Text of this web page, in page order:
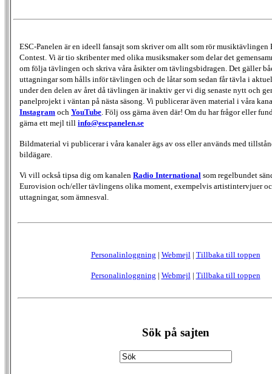
ESC-Panelen är en ideell fansajt som skriver om allt som rör musiktävlingen
Contest. Vi är tio skribenter med olika musiksmaker som delar det
om följa tävlingen och skriva våra åsikter om tävlingsbidragen. Det gäller
uttagningar som hålls inför tävlingen och de låtar som sedan får tävla i
under den delen av året då tävlingen är inaktiv ger vi dig senaste nytt och
panelprojekt i väntan på nästa säsong. Vi publicerar även material i våra
Instagram och YouTube . Följ oss gärna även där! Om du har frågor eller
gärna ett mejl till info@escpanelen.se
Bildmaterial vi publicerar i våra kanaler ägs av oss eller används med
bildägare.
Vi vill också tipsa dig om kanalen Radio International som regelbundet
Eurovision och/eller tävlingens olika moment, exempelvis artistintervjuer
uttagningar, som ämnesval.
Personalinloggning | Webmejl | Tillbaka till toppen
Personalinloggning | Webmejl | Tillbaka till toppen
Sök på sajten